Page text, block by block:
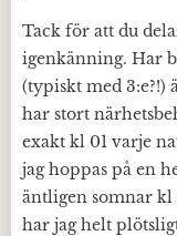
Tack för att du
igenkänning. Har
(typiskt med 3:e?!)
har stort
exakt kl 01 varje
jag hoppas på en
äntligen somnar kl
har jag helt